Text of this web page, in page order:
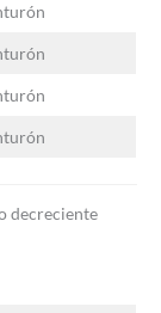
decreciente